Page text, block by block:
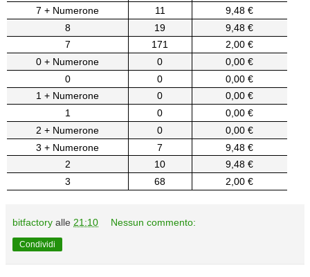
7 + Numerone
11
9,48 €
8
19
9,48 €
7
171
2,00 €
0 + Numerone
0
0,00 €
0
0
0,00 €
1 + Numerone
0
0,00 €
1
0
0,00 €
2 + Numerone
0
0,00 €
3 + Numerone
7
9,48 €
2
10
9,48 €
3
68 2,00 €
bitfactory alle 21:10 Nessun commento:
Condividi